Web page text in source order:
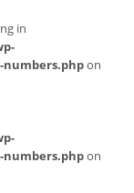
in
numbers.phpon
numbers.phpon